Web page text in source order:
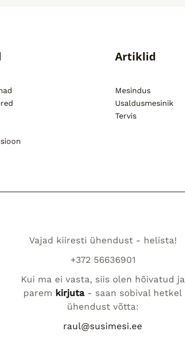
Artiklid
Mesindus
Usaldusmesinik
Tervis
Vajad kiiresti ühendust - helista!
+372 56636901
Kui ma ei vasta, siis olen hõivatud ja
parem kirjuta - saan sobival hetkel
ühendust võtta:
raul@susimesi.ee